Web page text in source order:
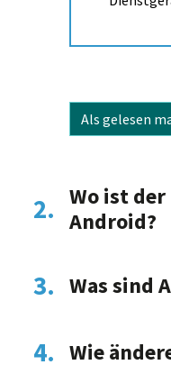
Als gelesen
2. Wo ist
Android?
3. Was sind
4. Wie